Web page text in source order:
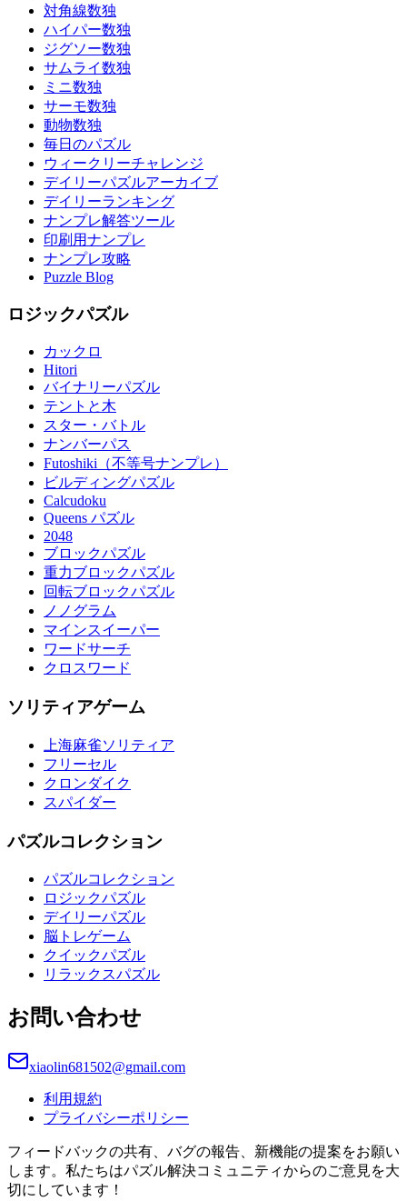
対角線数独
ハイパー数独
ジグソー数独
サムライ数独
ミニ数独
サーモ数独
動物数独
毎日のパズル
ウィークリーチャレンジ
デイリーパズルアーカイブ
デイリーランキング
ナンプレ解答ツール
印刷用ナンプレ
ナンプレ攻略
Puzzle Blog
ロジックパズル
カックロ
Hitori
バイナリーパズル
テントと木
スター・バトル
ナンバーパス
Futoshiki（不等号ナンプレ）
ビルディングパズル
Calcudoku
Queens パズル
2048
ブロックパズル
重力ブロックパズル
回転ブロックパズル
ノノグラム
マインスイーパー
ワードサーチ
クロスワード
ソリティアゲーム
上海麻雀ソリティア
フリーセル
クロンダイク
スパイダー
パズルコレクション
パズルコレクション
ロジックパズル
デイリーパズル
脳トレゲーム
クイックパズル
リラックスパズル
お問い合わせ
xiaolin681502@gmail.com
利用規約
プライバシーポリシー
フィードバックの共有、バグの報告、新機能の提案をお願い
します。私たちはパズル解決コミュニティからのご意見を大
切にしています！